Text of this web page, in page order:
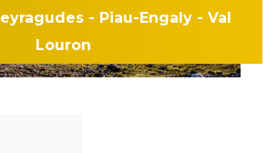
- Piau-Engaly - Val
Louron